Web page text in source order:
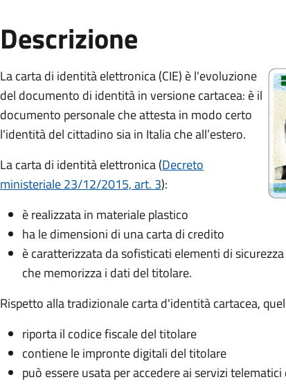
Descrizione
La carta di identità elettronica (CIE) è l'evoluzione
del documento di identità in versione cartacea: è il
documento personale che attesta in modo certo
l'identità del cittadino sia in Italia che all’estero.
La carta di identità elettronica (Decreto
ministeriale 23/12/2015, art. 3):
è realizzata in materiale plastico
ha le dimensioni di una carta di credito
è caratterizzata da sofisticati elementi di
che memorizza i dati del titolare.
Rispetto alla tradizionale carta d'identità cartacea,
riporta il codice fiscale del titolare
contiene le impronte digitali del titolare
può essere usata per accedere ai servizi